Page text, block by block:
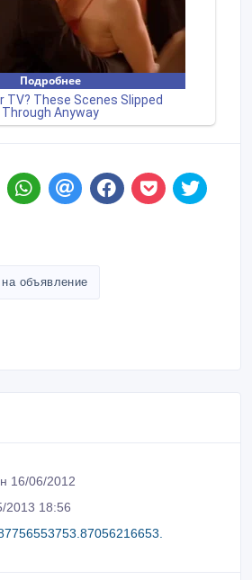
объявление
16/06/2012
2013 18:56